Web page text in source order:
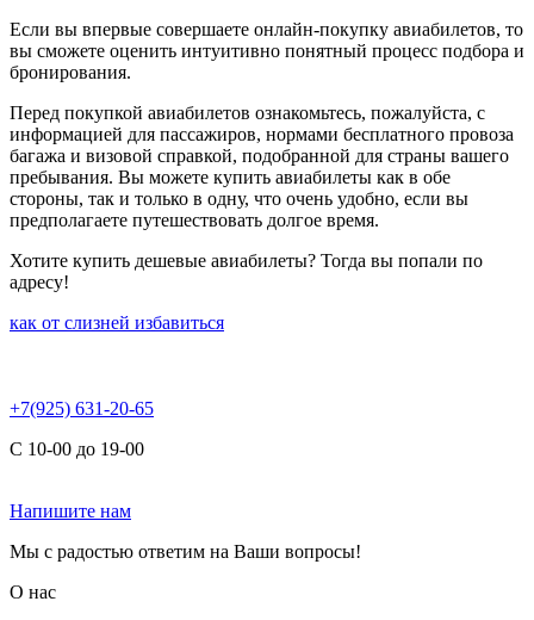
Если вы впервые совершаете онлайн-покупку авиабилетов, то
вы сможете оценить интуитивно понятный процесс подбора и
бронирования.
Перед покупкой авиабилетов ознакомьтесь, пожалуйста, с
информацией для пассажиров, нормами бесплатного провоза
багажа и визовой справкой, подобранной для страны вашего
пребывания. Вы можете купить авиабилеты как в обе
стороны, так и только в одну, что очень удобно, если вы
предполагаете путешествовать долгое время.
Хотите купить дешевые авиабилеты? Тогда вы попали по
адресу!
как от слизней избавиться
+7(925) 631-20-65
С 10-00 до 19-00
Напишите нам
Мы с радостью ответим на Ваши вопросы!
О нас